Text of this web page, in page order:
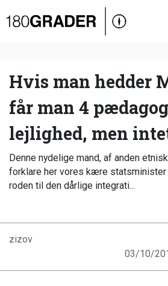
Oversigt
Debat
Video
Podcast
Hvis man hedder
får man 4
lejlighed, men
Denne nydelige mand, af anden
forklare her vores kære statsminister
roden til den dårlige integrati...
zizov
03/10/